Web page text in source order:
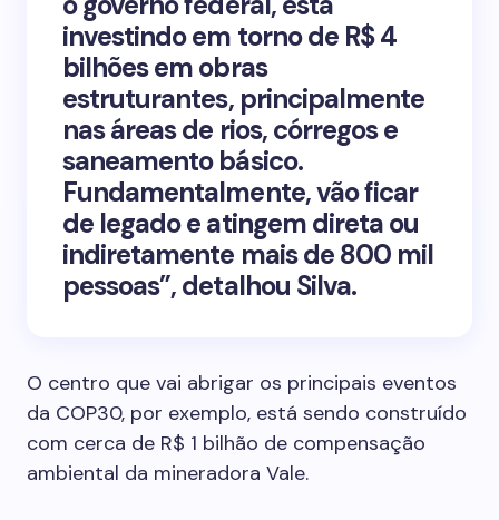
investindo em torno de R$ 4
bilhões em obras
estruturantes, principalmente
nas áreas de rios, córregos e
saneamento básico.
Fundamentalmente, vão ficar
de legado e atingem direta ou
indiretamente mais de 800 mil
pessoas”, detalhou Silva.
O centro que vai abrigar os principais eventos
da COP30, por exemplo, está sendo construído
com cerca de R$ 1 bilhão de compensação
ambiental da mineradora Vale.